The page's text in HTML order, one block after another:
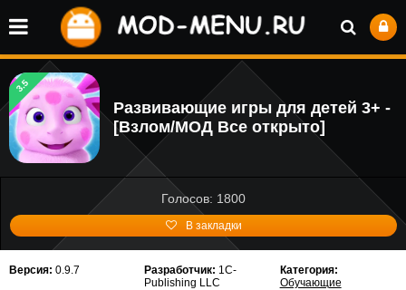
3.5
Развивающие игры для детей 3+ -
[Взлом/МОД Все открыто]
Голосов: 1800
В закладки
Версия: 0.9.7 Разработчик: 1C-
Publishing LLC
Категория:
Обучающие